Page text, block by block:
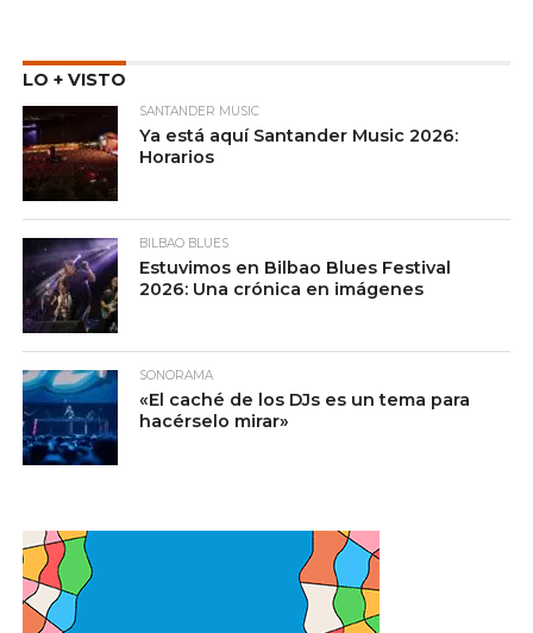
LO + VISTO
SANTANDER MUSIC
Ya está aquí Santander Music 2026:
Horarios
BILBAO BLUES
Estuvimos en Bilbao Blues Festival
2026: Una crónica en imágenes
SONORAMA
«El caché de los DJs es un tema para
hacérselo mirar»